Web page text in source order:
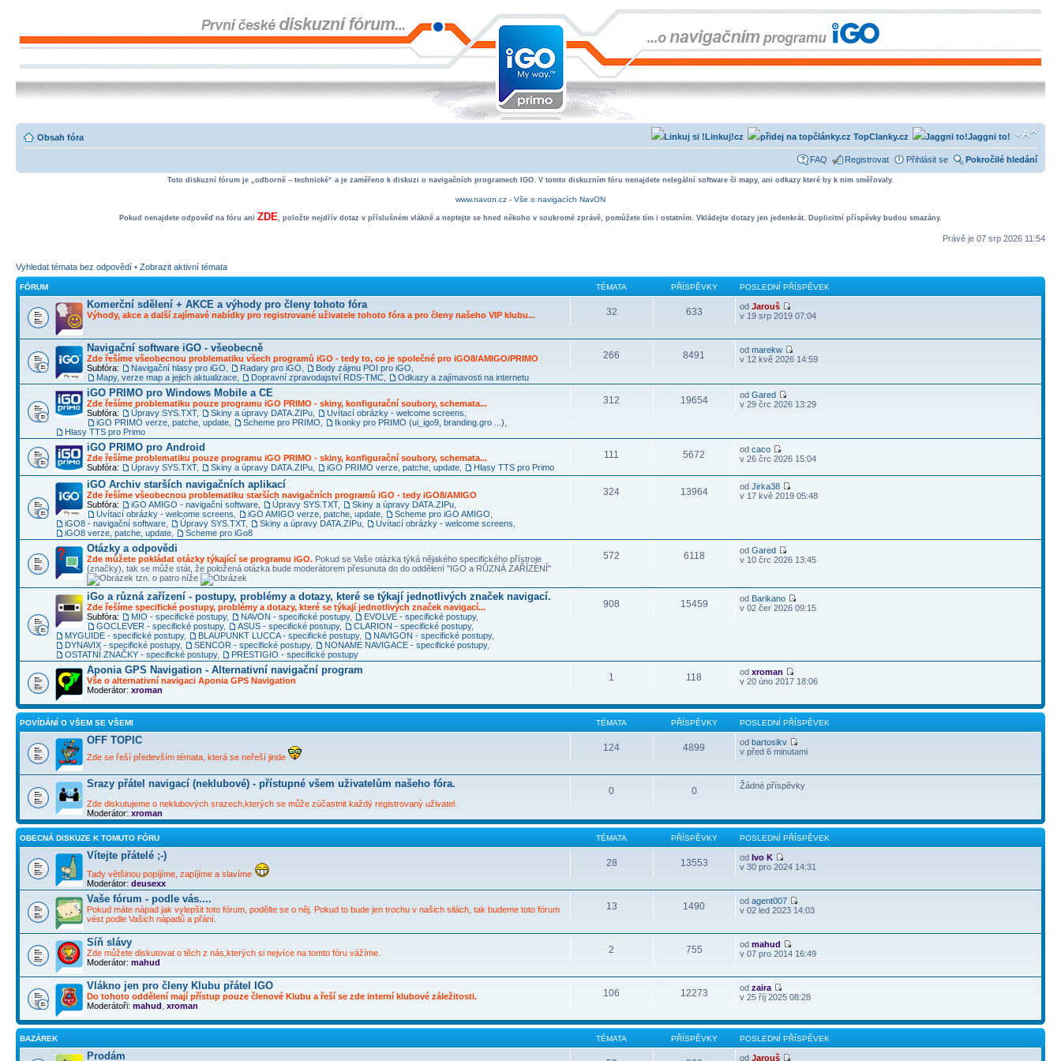
Obsah fóra Jaggni to!
TopClanky.cz
Linkuj!cz
FAQ Registrovat Přihlásit se Pokročilé hledání
Toto diskuzní fórum je „odborně – technické“ a je zaměřeno k diskuzi o navigačních programech IGO. V tomto diskuzním fóru nenajdete nelegální software či mapy, ani odkazy které by k nim směřovaly.
www.navon.cz - Vše o navigacích NavON
Pokud nenajdete odpověď na fóru ani ZDE, položte nejdřív dotaz v příslušném vlákně a neptejte se hned někoho v soukromé zprávě, pomůžete tím i ostatním. Vkládejte dotazy jen jedenkrát. Duplicitní příspěvky budou smazány.
Právě je 07 srp 2026 11:54
Vyhledat témata bez odpovědí • Zobrazit aktivní témata
FÓRUM TÉMATA PŘÍSPĚVKY POSLEDNÍ PŘÍSPĚVEK
Komerční sdělení + AKCE a výhody pro členy tohoto fóra
Výhody, akce a další zajímavé nabídky pro registrované uživatele tohoto fóra a pro členy našeho VIP klubu... 32 633 odJarouš
v 19 srp 2019 07:04
Navigační software iGO - všeobecně
Zde řešíme všeobecnou problematiku všech programů iGO - tedy to, co je společné pro iGO8/AMIGO/PRIMO
Subfóra:
Navigační hlasy pro iGO Radary pro iGO Body zájmu POI pro iGO
Mapy, verze map a jejich aktualizace
Dopravní zpravodajství RDS-TMC Odkazy a zajímavosti na internetu
266 8491 odmarekw
v 12 kvě 2026 14:59
iGO PRIMO pro Windows Mobile a CE
Zde řešíme problematiku pouze programu iGO PRIMO - skiny, konfigurační soubory, schemata...
Subfóra:
Úpravy SYS.TXT, Skiny a úpravy DATA.ZIPu Uvítací obrázky - welcome screens
iGO PRIMO verze, patche, update
Scheme pro PRIMO Ikonky pro PRIMO (ui_igo9, branding.gro ...)
Hlasy TTS pro Primo
312 19654 odGared
v 29 črc 2026 13:29
iGO PRIMO pro Android
Zde řešíme problematiku pouze programu iGO PRIMO - skiny, konfigurační soubory, schemata...
Subfóra:
Úpravy SYS.TXT, Skiny a úpravy DATA.ZIPu iGO PRIMO verze, patche, update Hlasy TTS pro Primo
111 5672 odcaco
v 26 črc 2026 15:04
iGO Archiv starších navigačních aplikací
Zde řešíme všeobecnou problematiku starších navigačních programů iGO - tedy iGO8/AMIGO
Subfóra:
iGO AMIGO - navigační software Úpravy SYS.TXT, Skiny a úpravy DATA.ZIPu
Uvítací obrázky - welcome screens
iGO AMIGO verze, patche, update Scheme pro iGO AMIGO
iGO8 - navigační software
Úpravy SYS.TXT, Skiny a úpravy DATA.ZIPu Uvítací obrázky - welcome screens
iGO8 verze, patche, update
Scheme pro iGo8
324 13964 odJirka38
v 17 kvě 2019 05:48
Otázky a odpovědi
Zde můžete pokládat otázky týkající se programu iGO. Pokud se Vaše otázka týká nějakého specifického přístroje
(značky), tak se může stát, že položená otázka bude moderátorem přesunuta do do oddělení "IGO a RŮZNÁ ZAŘÍZENÍ"
tzn. o patro níže
572 6118 odGared
v 10 črc 2026 13:45
iGo a různá zařízení - postupy, problémy a dotazy, které se týkají jednotlivých značek navigací.
Zde řešíme specifické postupy, problémy a dotazy, které se týkají jednotlivých značek navigací...
Subfóra:
MIO - specifické postupy, NAVON - specifické postupy, EVOLVE - specifické postupy,
GOCLEVER - specifické postupy, ASUS - specifické postupy, CLARION - specifické postupy,
MYGUIDE - specifické postupy, BLAUPUNKT LUCCA - specifické postupy, NAVIGON - specifické postupy,
DYNAVIX - specifické postupy, SENCOR - specifické postupy, NONAME NAVIGACE - specifické postupy,
OSTATNÍ ZNAČKY - specifické postupy, PRESTIGIO - specifické postupy
908 15459 od Barikano
v 02 čer 2026 09:15
Aponia GPS Navigation - Alternativní navigační program
Vše o alternativní navigaci Aponia GPS Navigation
Moderátor: xroman
1 118 odxroman
v 20 úno 2017 18:06
POVÍDÁNÍ O VŠEM SE VŠEMI TÉMATA PŘÍSPĚVKY POSLEDNÍ PŘÍSPĚVEK
OFF TOPIC
Zde se řeší především témata, která se neřeší jinde
124 4899 odbartosikv
v před 6 minutami
Srazy přátel navigací (neklubové) - přístupné všem uživatelům našeho fóra.
Zde diskutujeme o neklubových srazech,kterých se může zúčastnit každý registrovaný uživatel.
Moderátor: xroman
0 0 Žádné příspěvky
OBECNÁ DISKUZE K TOMUTO FÓRU TÉMATA PŘÍSPĚVKY POSLEDNÍ PŘÍSPĚVEK
Vítejte přátelé ;-)
Tady většinou popíjíme, zapíjíme a slavíme
Moderátor: deusexx
28 13553 odIvo K
v 30 pro 2024 14:31
Vaše fórum - podle vás....
Pokud máte nápad jak vylepšit toto fórum, podělte se o něj. Pokud to bude jen trochu v našich silách, tak budeme toto fórum
vést podle Vašich nápadů a přání.
13 1490 odagent007
v 02 led 2023 14:03
Síň slávy
Zde můžete diskutovat o těch z nás,kterých si nejvíce na tomto fóru vážíme.
Moderátor: mahud
2 755 odmahud
v 07 pro 2014 16:49
Vlákno jen pro členy Klubu přátel IGO
Do tohoto oddělení mají přístup pouze členové Klubu a řeší se zde interní klubové záležitosti.
Moderátoři: mahud xroman
106 12273 odzaira
v 25 říj 2025 08:28
BAZÁREK TÉMATA PŘÍSPĚVKY POSLEDNÍ PŘÍSPĚVEK
Prodám odJarouš